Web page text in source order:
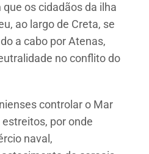
que os cidadãos da ilha
ao largo de Creta, se
a cabo por Atenas,
no conflito do
controlar o Mar
estreitos, por onde
naval,